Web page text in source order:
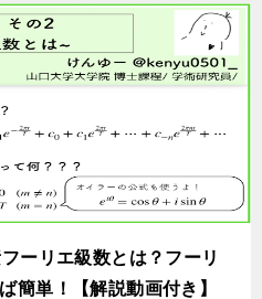
ーリエ級数とは？フーリ
簡単！【解説動画付き】